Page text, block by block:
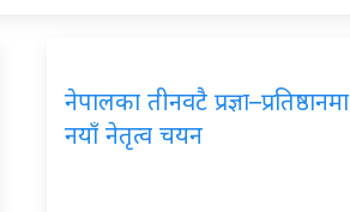
नेपालका तीनवटै प्रज्ञा–प्रतिष्ठानमा
नयाँ नेतृत्व चयन